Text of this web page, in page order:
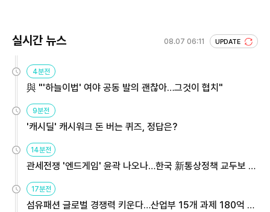
실시간 뉴스 08.07 06:11 UPDATE
4분전
與 "'하늘이법' 여야 공동 발의 괜찮아…그것이 협치"
9분전
'캐시딜' 캐시워크 돈 버는 퀴즈, 정답은?
14분전
관세전쟁 '엔드게임' 윤곽 나오나…한국 新통상정책 교두보 활
용해야
17분전
섬유패션 글로벌 경쟁력 키운다…산업부 15개 과제 180억 지